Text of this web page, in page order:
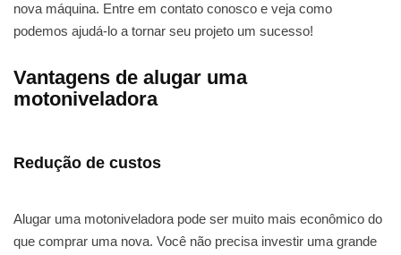
nova máquina. Entre em contato conosco e veja como
podemos ajudá-lo a tornar seu projeto um sucesso!
Vantagens de alugar uma
motoniveladora
Redução de custos
Alugar uma motoniveladora pode ser muito mais econômico do
que comprar uma nova. Você não precisa investir uma grande